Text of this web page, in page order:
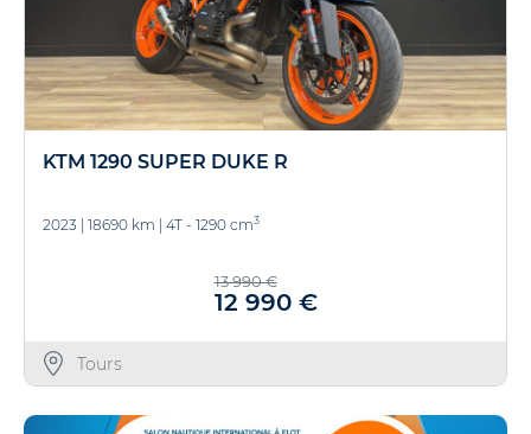
KTM 1290 SUPER DUKE R
2023 | 18690 km | 4T - 1290 cm3
13 990 €
12 990 €
Tours